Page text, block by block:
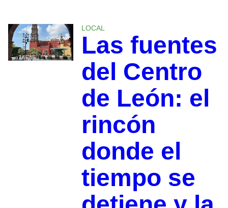
LOCAL
Las fuentes
del Centro
de León: el
rincón
donde el
tiempo se